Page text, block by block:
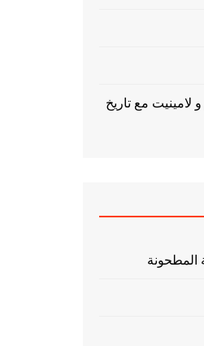
لامينيت مع تاريخ
المطحونة